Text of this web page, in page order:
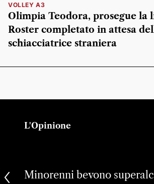
VOLLEY A3
Olimpia Teodora, prosegue la
Roster completato in attesa
schiacciatrice straniera
L'Opinione
Minorenni bevono